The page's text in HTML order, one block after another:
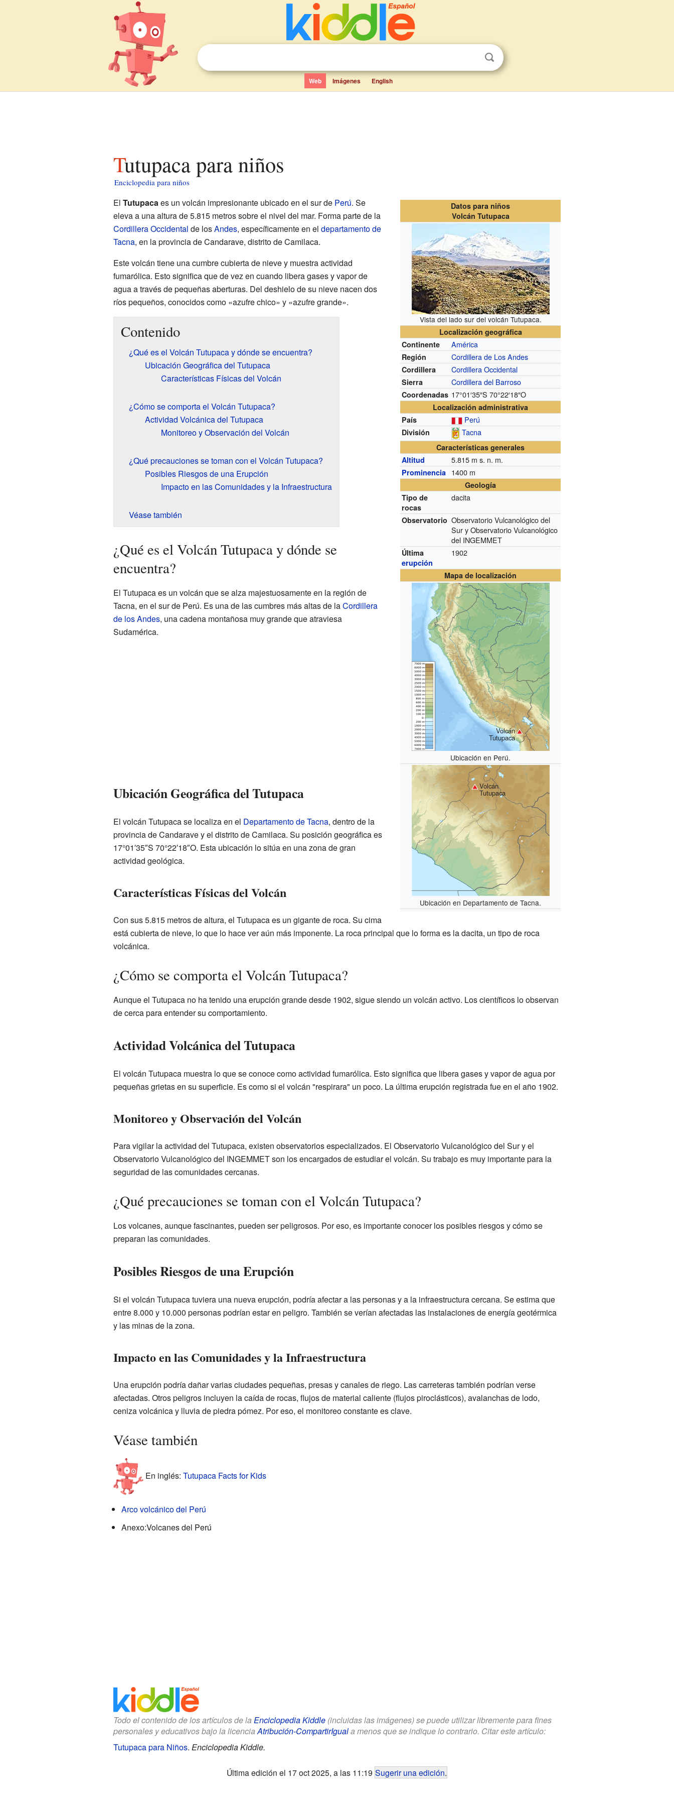
Web Imágenes English
Tutupaca para niños
Enciclopedia para niños
Datos para niños
Volcán Tutupaca
Vista del lado sur del volcán Tutupaca.
Localización geográfica
Continente
América
Región Cordillera de Los Andes
Cordillera Cordillera Occidental
Sierra Cordillera del Barroso
Coordenadas 17°01′35″S 70°22′18″O
Localización administrativa
País
Perú
División Tacna
Características generales
Altitud
5.815 m s. n. m.
Prominencia 1400 m
Geología
Tipo de
rocas
dacita
Observatorio Observatorio Vulcanológico del
Sur y Observatorio Vulcanológico
del INGEMMET
Última
erupción
1902
Mapa de localización
Volcán
Tutupaca
Ubicación en Perú.
Volcán
Tutupaca
Ubicación en Departamento de Tacna.
El Tutupacaes un volcán impresionante ubicado en el sur de Perú. Se
eleva a una altura de 5.815 metros sobre el nivel del mar. Forma parte de la
Cordillera Occidental de losAndes, específicamente en el departamento de
Tacna, en la provincia de Candarave, distrito de Camilaca.
Este volcán tiene una cumbre cubierta de nieve y muestra actividad
fumarólica. Esto significa que de vez en cuando libera gases y vapor de
agua a través de pequeñas aberturas. Del deshielo de su nieve nacen dos
ríos pequeños, conocidos como «azufre chico» y «azufre grande».
Contenido
¿Qué es el Volcán Tutupaca y dónde se encuentra?
Ubicación Geográfica del Tutupaca
Características Físicas del Volcán
¿Cómo se comporta el Volcán Tutupaca?
Actividad Volcánica del Tutupaca
Monitoreo y Observación del Volcán
¿Qué precauciones se toman con el Volcán Tutupaca?
Posibles Riesgos de una Erupción
Impacto en las Comunidades y la Infraestructura
Véase también
¿Qué es el Volcán Tutupaca y dónde se
encuentra?
El Tutupaca es un volcán que se alza majestuosamente en la región de
Tacna, en el sur de Perú. Es una de las cumbres más altas de laCordillera
de los Andes, una cadena montañosa muy grande que atraviesa
Sudamérica.
Ubicación Geográfica del Tutupaca
El volcán Tutupaca se localiza en el Departamento de Tacna, dentro de la
provincia de Candarave y el distrito de Camilaca. Su posición geográfica es
17°01′35″S 70°22′18″O. Esta ubicación lo sitúa en una zona de gran
actividad geológica.
Características Físicas del Volcán
Con sus 5.815 metros de altura, el Tutupaca es un gigante de roca. Su cima
está cubierta de nieve, lo que lo hace ver aún más imponente. La roca principal que lo forma es la dacita, un tipo de roca
volcánica.
¿Cómo se comporta el Volcán Tutupaca?
Aunque el Tutupaca no ha tenido una erupción grande desde 1902, sigue siendo un volcán activo. Los científicos lo observan
de cerca para entender su comportamiento.
Actividad Volcánica del Tutupaca
El volcán Tutupaca muestra lo que se conoce como actividad fumarólica. Esto significa que libera gases y vapor de agua por
pequeñas grietas en su superficie. Es como si el volcán "respirara" un poco. La última erupción registrada fue en el año 1902.
Monitoreo y Observación del Volcán
Para vigilar la actividad del Tutupaca, existen observatorios especializados. El Observatorio Vulcanológico del Sur y el
Observatorio Vulcanológico del INGEMMET son los encargados de estudiar el volcán. Su trabajo es muy importante para la
seguridad de las comunidades cercanas.
¿Qué precauciones se toman con el Volcán Tutupaca?
Los volcanes, aunque fascinantes, pueden ser peligrosos. Por eso, es importante conocer los posibles riesgos y cómo se
preparan las comunidades.
Posibles Riesgos de una Erupción
Si el volcán Tutupaca tuviera una nueva erupción, podría afectar a las personas y a la infraestructura cercana. Se estima que
entre 8.000 y 10.000 personas podrían estar en peligro. También se verían afectadas las instalaciones de energía geotérmica
y las minas de la zona.
Impacto en las Comunidades y la Infraestructura
Una erupción podría dañar varias ciudades pequeñas, presas y canales de riego. Las carreteras también podrían verse
afectadas. Otros peligros incluyen la caída de rocas, flujos de material caliente (flujos piroclásticos), avalanchas de lodo,
ceniza volcánica y lluvia de piedra pómez. Por eso, el monitoreo constante es clave.
Véase también
En inglés: Tutupaca Facts for Kids
Arco volcánico del Perú
Anexo:Volcanes del Perú
Todo el contenido de los artículos de la Enciclopedia Kiddle(incluidas las imágenes) se puede utilizar libremente para fines
personales y educativos bajo la licenciaAtribución-CompartirIguala menos que se indique lo contrario. Citar este artículo:
Tutupaca para Niños. Enciclopedia Kiddle.
Última edición el 17 oct 2025, a las 11:19 Sugerir una edición.